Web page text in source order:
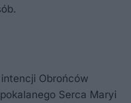
Obrońców
Serca Maryi